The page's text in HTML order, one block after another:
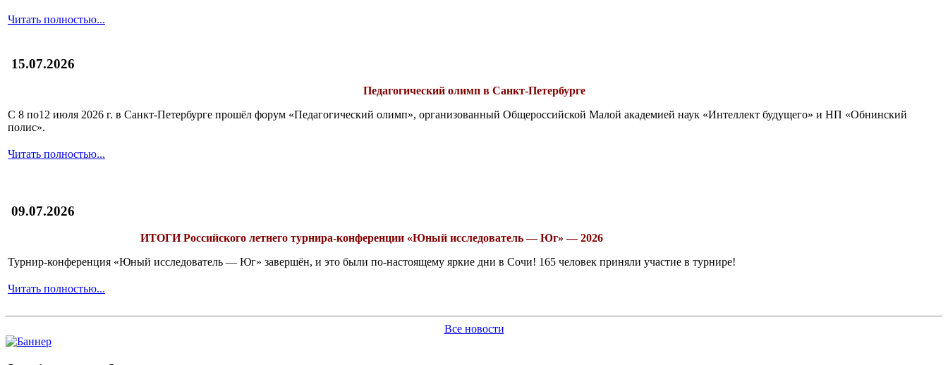
Читать полностью...
15.07.2026
Педагогический олимп в Санкт-Петербурге
С 8 по12 июля 2026 г. в Санкт-Петербурге прошёл форум «Педагогический олимп», организованный Общероссийской Малой академией наук «Интеллект будущего» и НП «Обнинский
полис».
Читать полностью...
09.07.2026
ИТОГИРоссийского летнего турнира-конференции «Юный исследователь — Юг» — 2026
Турнир-конференция «Юный исследователь — Юг» завершён, и это были по-настоящему яркие дни в Сочи! 165 человек приняли участие в турнире!
Читать полностью...
Все новости